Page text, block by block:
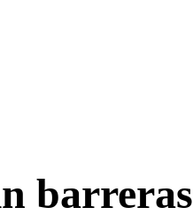
barreras